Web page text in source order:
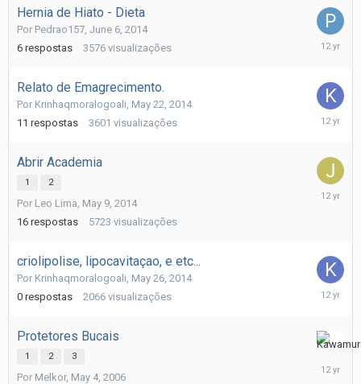
Hernia de Hiato - Dieta
Por Pedrao157 June 6, 2014
6 respostas 3576 visualizações
June
Relato de Emagrecimento.
Por Krinhaqmoralogoali May 22, 2014
11 respostas 3601 visualizações
May
Abrir Academia
1 2
Por Leo Lima May 9, 2014
16 respostas 5723 visualizações
May
criolipolise, lipocavitaçao, e etc...
Por Krinhaqmoralogoali May 26, 2014
0 respostas 2066 visualizações
May
Protetores Bucais
1 2 3
Por Melkor, May 4, 2006
May
21,